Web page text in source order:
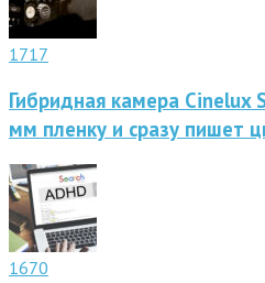
1717
Гибридная камера Cinelux
мм пленку и сразу пишет
1670